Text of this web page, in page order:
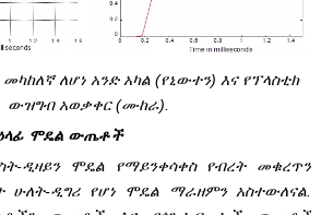
ለሆነ አንድ አካል (የኒውተን) እና የፕላስቲክ
ውዝግብ አወቃቀር (ሙከራ).
ሞዴል ውጤቶች
ዲዛይን ሞዴል የማይንቀሳቀስ የብረት መቁረጥን
ዲግሪ የሆነ ሞዴል ማራዘምን አስተውለናል.